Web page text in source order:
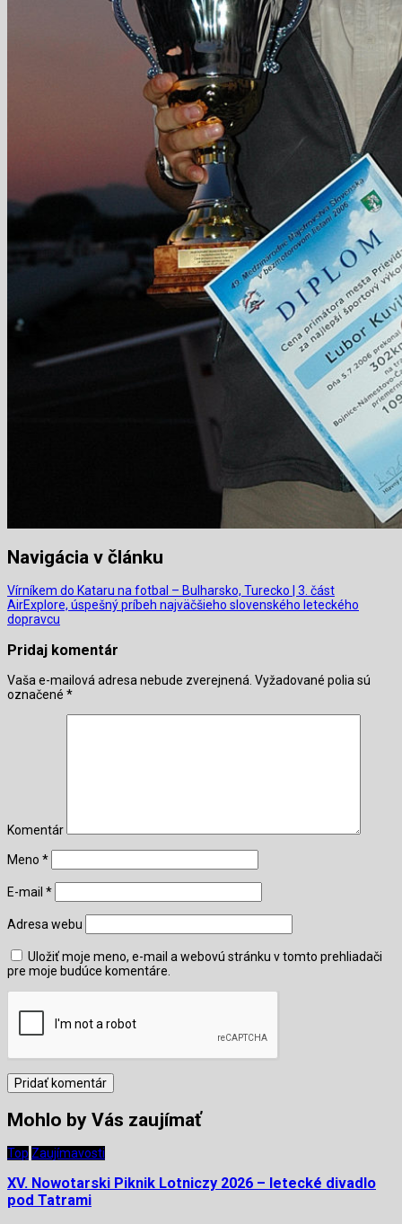
Navigácia v článku
Vírníkem do Kataru na fotbal – Bulharsko, Turecko | 3. část
AirExplore, úspešný príbeh najväčšieho slovenského leteckého
dopravcu
Pridaj komentár
Vaša e-mailová adresa nebude zverejnená. Vyžadované polia sú
označené *
Komentár
Meno *
E-mail *
Adresa webu
Uložiť moje meno, e-mail a webovú stránku v tomto prehliadači
pre moje budúce komentáre.
Mohlo by Vás zaujímať
Top Zaujímavosti
XV. Nowotarski Piknik Lotniczy 2026 – letecké divadlo
pod Tatrami